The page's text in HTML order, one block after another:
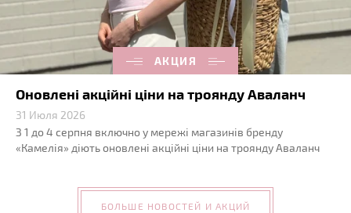
АКЦИЯ
Оновлені акційні ціни на троянду Аваланч
31 Июля 2026
З 1 до 4 серпня включно у мережі магазинів бренду
«Камелія» діють оновлені акційні ціни на троянду Аваланч
БОЛЬШЕ НОВОСТЕЙ И АКЦИЙ